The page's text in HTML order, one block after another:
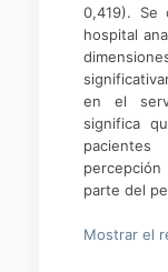
0,419). Se
hospital
en el
significa
parte del
Mostrar el